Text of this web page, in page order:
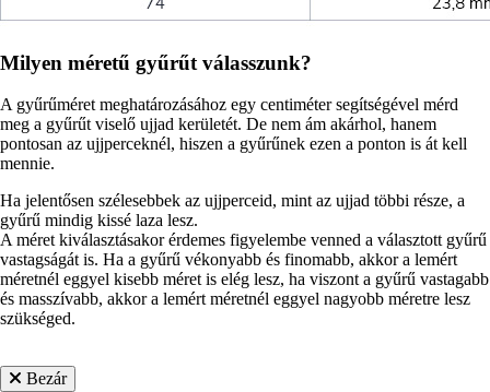
Milyen méretű gyűrűt válasszunk?
A gyűrűméret meghatározásához egy centiméter segítségével mérd
meg a gyűrűt viselő ujjad kerületét. De nem ám akárhol, hanem
pontosan az ujjperceknél, hiszen a gyűrűnek ezen a ponton is át kell
mennie.
Ha jelentősen szélesebbek az ujjperceid, mint az ujjad többi része, a
gyűrű mindig kissé laza lesz.
A méret kiválasztásakor érdemes figyelembe venned a választott gyűrű
vastagságát is. Ha a gyűrű vékonyabb és finomabb, akkor a lemért
méretnél eggyel kisebb méret is elég lesz, ha viszont a gyűrű vastagabb
és masszívabb, akkor a lemért méretnél eggyel nagyobb méretre lesz
szükséged.
Bezár